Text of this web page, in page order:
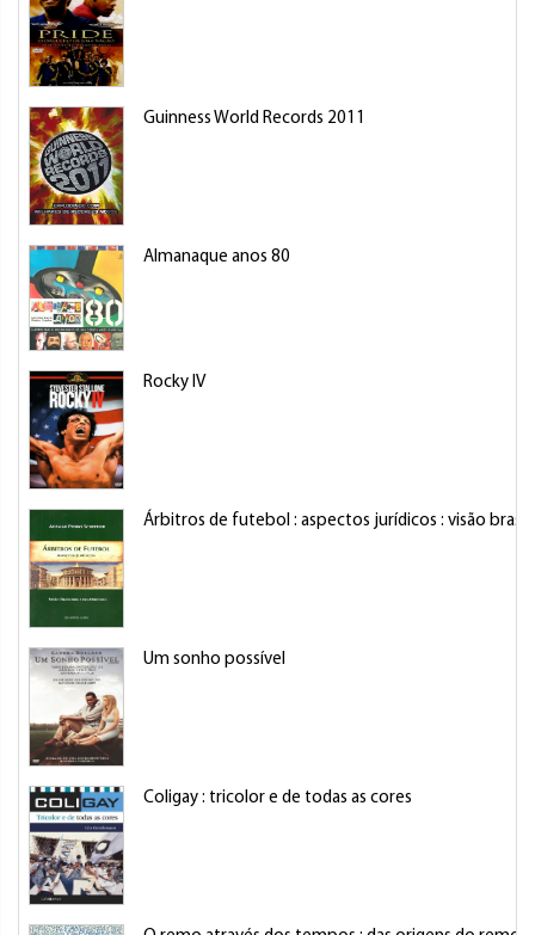
Guinness World Records 2011
Almanaque anos 80
Rocky IV
Árbitros de futebol : aspectos jurídicos : visão
Um sonho possível
Coligay : tricolor e de todas as cores